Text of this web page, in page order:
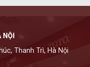
Thanh Trì, Hà Nội